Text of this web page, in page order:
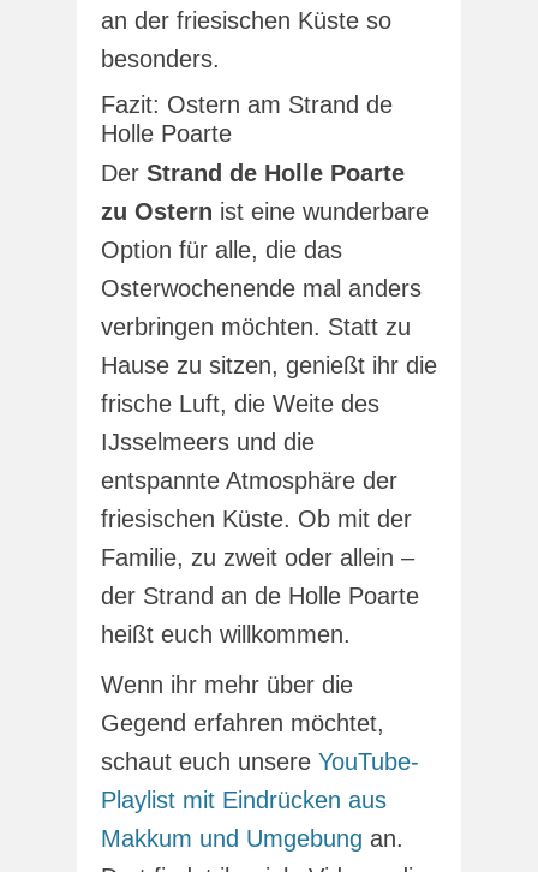
an der friesischen Küste so
besonders.
Fazit: Ostern am Strand de
Holle Poarte
Der Strand de Holle Poarte
zu Ostern ist eine wunderbare
Option für alle, die das
Osterwochenende mal anders
verbringen möchten. Statt zu
Hause zu sitzen, genießt ihr die
frische Luft, die Weite des
IJsselmeers und die
entspannte Atmosphäre der
friesischen Küste. Ob mit der
Familie, zu zweit oder allein –
der Strand an de Holle Poarte
heißt euch willkommen.
Wenn ihr mehr über die
Gegend erfahren möchtet,
schaut euch unsere YouTube-
Playlist mit Eindrücken aus
Makkum und Umgebung an.